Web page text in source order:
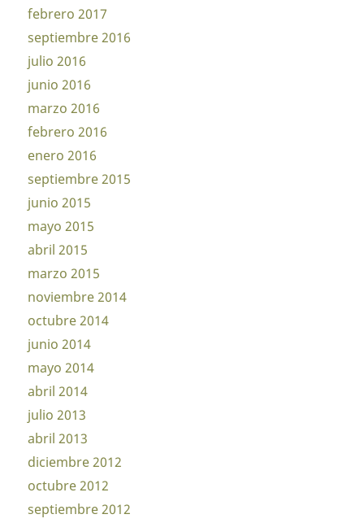
febrero 2017
septiembre 2016
julio 2016
junio 2016
marzo 2016
febrero 2016
enero 2016
septiembre 2015
junio 2015
mayo 2015
abril 2015
marzo 2015
noviembre 2014
octubre 2014
junio 2014
mayo 2014
abril 2014
julio 2013
abril 2013
diciembre 2012
octubre 2012
septiembre 2012